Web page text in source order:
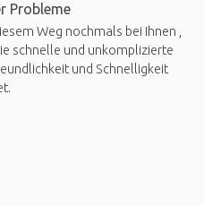
Probleme
Weg nochmals bei Ihnen ,
schnelle und unkomplizierte
und Schnelligkeit